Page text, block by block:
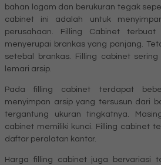
bahan logam dan berukuran tegak
cabinet ini adalah untuk
perusahaan. Filling Cabinet
menyerupai brankas yang panjang.
setebal brankas. Filling cabinet
lemari arsip.
Pada filling cabinet terdapat
menyimpan arsip yang tersusun dari
tergantung ukuran tingkatnya.
cabinet memiliki kunci. Filling cabinet
daftar peralatan kantor.
Harga filling cabinet juga bervariasi